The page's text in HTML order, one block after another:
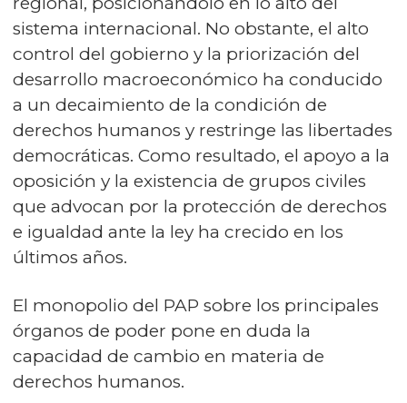
sistema internacional. No obstante, el alto
control del gobierno y la priorización del
desarrollo macroeconómico ha conducido
a un decaimiento de la condición de
derechos humanos y restringe las libertades
democráticas. Como resultado, el apoyo a la
oposición y la existencia de grupos civiles
que advocan por la protección de derechos
e igualdad ante la ley ha crecido en los
últimos años.
El monopolio del PAP sobre los principales
órganos de poder pone en duda la
capacidad de cambio en materia de
derechos humanos.